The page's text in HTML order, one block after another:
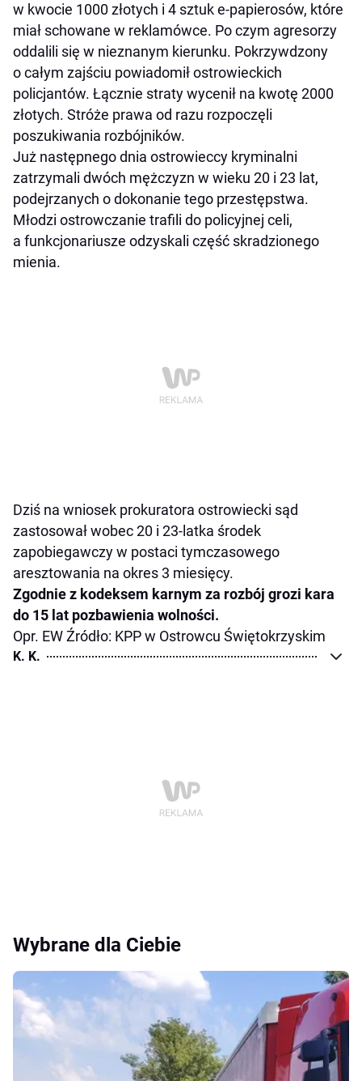
w kwocie 1000 złotych i 4 sztuk e-papierosów, które
miał schowane w reklamówce. Po czym agresorzy
oddalili się w nieznanym kierunku. Pokrzywdzony
o całym zajściu powiadomił ostrowieckich
policjantów. Łącznie straty wycenił na kwotę 2000
złotych. Stróże prawa od razu rozpoczęli
poszukiwania rozbójników.
Już następnego dnia ostrowieccy kryminalni
zatrzymali dwóch mężczyzn w wieku 20 i 23 lat,
podejrzanych o dokonanie tego przestępstwa.
Młodzi ostrowczanie trafili do policyjnej celi,
a funkcjonariusze odzyskali część skradzionego
mienia.
Dziś na wniosek prokuratora ostrowiecki sąd
zastosował wobec 20 i 23-latka środek
zapobiegawczy w postaci tymczasowego
aresztowania na okres 3 miesięcy.
Zgodnie z kodeksem karnym za rozbój grozi kara
do 15 lat pozbawienia wolności.
Opr. EW Źródło: KPP w Ostrowcu Świętokrzyskim
K. K.
Wybrane dla Ciebie